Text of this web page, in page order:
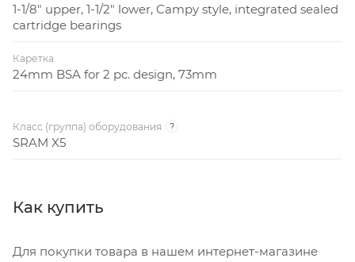
1-1/8" upper, 1-1/2" lower, Campy style, integrated sealed
cartridge bearings
Каретка
24mm BSA for 2 pc. design, 73mm
Класс (группа) оборудования ?
SRAM X5
Как купить
Для покупки товара в нашем интернет-магазине